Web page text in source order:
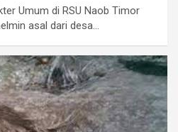
Umum di RSU Naob Timor
asal dari desa…